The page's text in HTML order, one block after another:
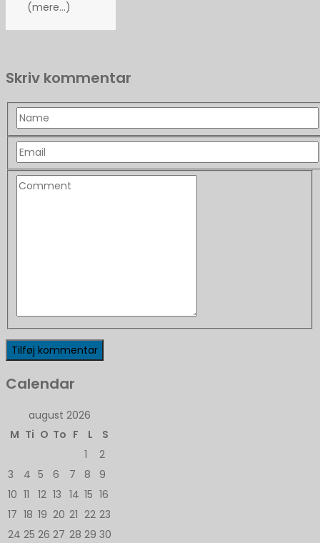
(mere…)
Skriv kommentar
Calendar
august 2026
M Ti O To F L
S
1
2
3
4 5 6 7 8
9
10 11 12 13 14 15 16
17 18 19 20 21 22 23
24 25 26 27 28 29 30